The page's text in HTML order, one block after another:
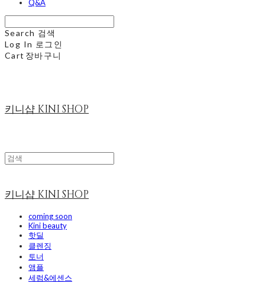
Q&A
Search 검색
Log In 로그인
Cart 장바구니
키니샵 KINI SHOP
키니샵 KINI SHOP
coming soon
Kini beauty
핫딜
클렌징
토너
앰플
세럼&에센스